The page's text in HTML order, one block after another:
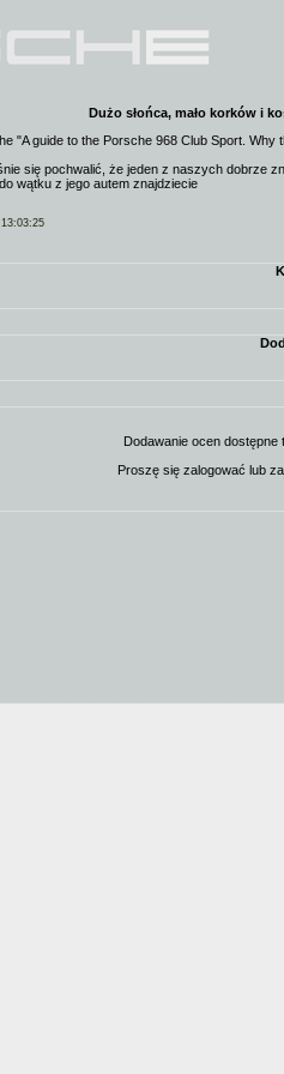
Dużo słońca, mało korków i
"A guide to the Porsche 968 Club Sport.
się pochwalić, że jeden z naszych dobrze
wątku z jego autem znajdziecie
Dodawanie ocen
Proszę się zalogować lub